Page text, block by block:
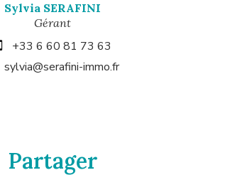
Sylvia SERAFINI
Gérant
+33 6 60 81 73 63
sylvia@serafini-immo.fr
Partager